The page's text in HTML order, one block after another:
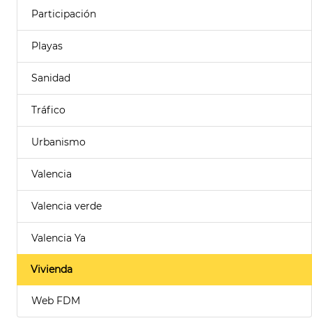
Participación
Playas
Sanidad
Tráfico
Urbanismo
Valencia
Valencia verde
Valencia Ya
Vivienda
Web FDM